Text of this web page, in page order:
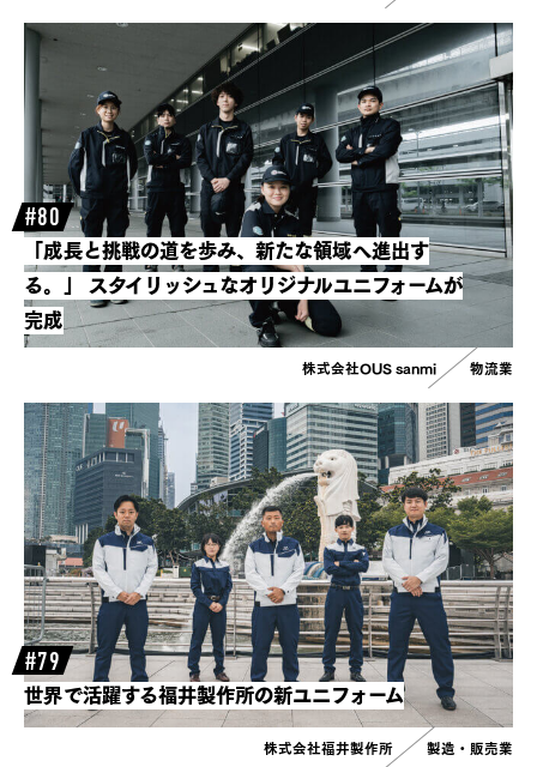
#80
「成長と挑戦の道を歩み、新たな領域へ進出す
る。」 スタイリッシュなオリジナルユニフォームが
完成
株式会社OUS sanmi 物流業
#79
世界で活躍する福井製作所の新ユニフォーム
株式会社福井製作所 製造・販売業